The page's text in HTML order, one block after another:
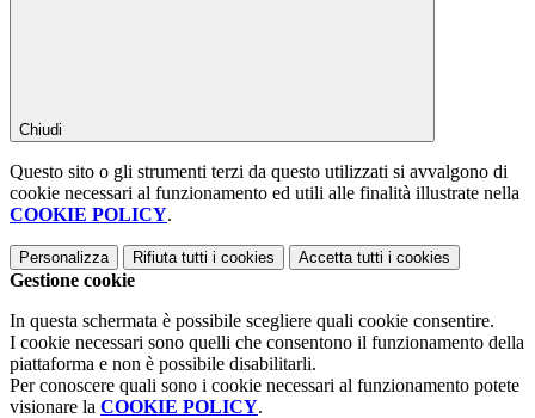
Chiudi
Questo sito o gli strumenti terzi da questo utilizzati si avvalgono di
cookie necessari al funzionamento ed utili alle finalità illustrate nella
COOKIE POLICY.
Personalizza Rifiuta tutti i cookies Accetta tutti i cookies
Gestione cookie
In questa schermata è possibile scegliere quali cookie consentire.
I cookie necessari sono quelli che consentono il funzionamento della
piattaforma e non è possibile disabilitarli.
Per conoscere quali sono i cookie necessari al funzionamento potete
visionare la COOKIE POLICY.